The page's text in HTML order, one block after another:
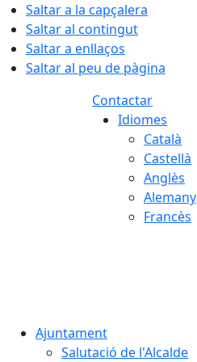
Saltar a la capçalera
Saltar al contingut
Saltar a enllaços
Saltar al peu de pàgina
Contactar
Idiomes
Català
Castellà
Anglès
Alemany
Francès
Ajuntament
Salutació de l'Alcalde